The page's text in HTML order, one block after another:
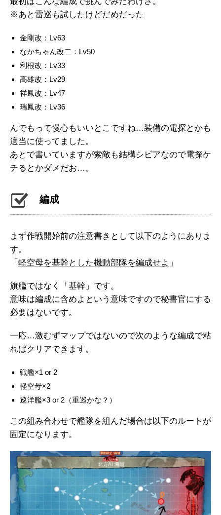
※あと雷巡も試したけどだめだった
金剛改：Lv63
なかちゃん改二：Lv50
利根改：Lv33
高雄改：Lv29
祥鳳改：Lv47
瑞鳳改：Lv36
んでもって慢心もいいとこですね…装備の電探とかも
適当に使ってました。
あとで書いていますが索敵も結構シビアなので電探ケ
チるとかダメだお…。
編成
まず作戦開始前の注意書きとして以下のようにありま
す。
「 軽空母を基幹とした機動部隊を編成せよ 」
旗艦ではなく「基幹」です。
意味は編成に含めよという意味ですので秘書官にする
必要はないです。
一応…激むずマップではないので次のような編成で粘
ればクリアできます。
戦艦×1 or 2
軽空母×2
巡洋艦×3 or 2（重巡かな？）
この組み合わせで艦隊を組んだ場合は以下のルートが
固定になります。